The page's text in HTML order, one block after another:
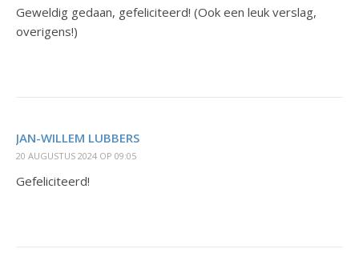
Geweldig gedaan, gefeliciteerd! (Ook een leuk verslag,
overigens!)
JAN-WILLEM LUBBERS
20 AUGUSTUS 2024 OP 09:05
Gefeliciteerd!